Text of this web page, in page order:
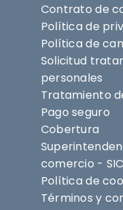
Contrato de
Política de
Política de
Solicitud
personales
Tratamiento
Pago seguro
Cobertura
comercio - SIC
Política de
Términos y